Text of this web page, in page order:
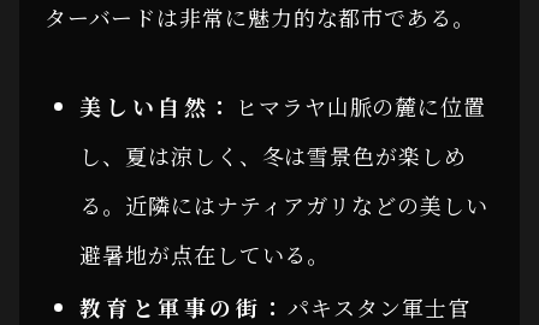
ターバードは非常に魅力的な都市である。
美しい自然： ヒマラヤ山脈の麓に位置
し、夏は涼しく、冬は雪景色が楽しめ
る。近隣にはナティアガリなどの美しい
避暑地が点在している。
教育と軍事の街：パキスタン軍士官